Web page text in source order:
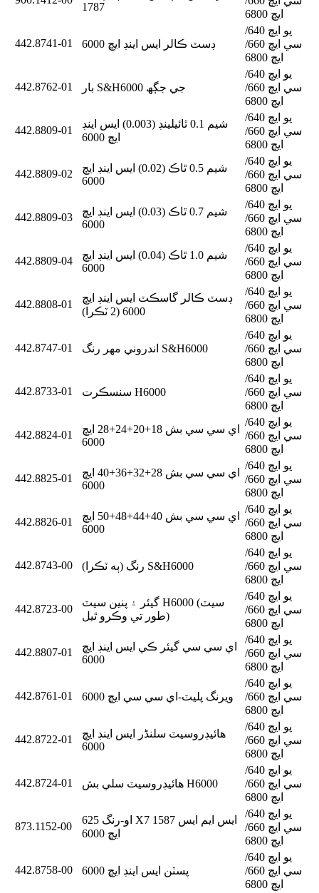
1787
ايڇ 6800
442.8741-01 ڊسٽ ڪالر ايس اينڊ ايڇ 6000
يو ايڇ 640/
سي ايڇ 660/
ايڇ 6800
442.8762-01 بار S&H6000 جي جڳھ
يو ايڇ 640/
سي ايڇ 660/
ايڇ 6800
442.8809-01
شيم 0.1 ٿائيلينڊ (0.003) ايس اينڊ
ايڇ 6000
يو ايڇ 640/
سي ايڇ 660/
ايڇ 6800
442.8809-02
شيم 0.5 ٿاڪ (0.02) ايس اينڊ ايڇ
6000
يو ايڇ 640/
سي ايڇ 660/
ايڇ 6800
442.8809-03
شيم 0.7 ٿاڪ (0.03) ايس اينڊ ايڇ
6000
يو ايڇ 640/
سي ايڇ 660/
ايڇ 6800
442.8809-04
شيم 1.0 ٿاڪ (0.04) ايس اينڊ ايڇ
6000
يو ايڇ 640/
سي ايڇ 660/
ايڇ 6800
442.8808-01
ڊسٽ ڪالر گاسڪٽ ايس اينڊ ايڇ
6000 (2 ٽڪرا)
يو ايڇ 640/
سي ايڇ 660/
ايڇ 6800
442.8747-01 اندروني مهر رنگ S&H6000
يو ايڇ 640/
سي ايڇ 660/
ايڇ 6800
442.8733-01 سنسڪرت H6000
يو ايڇ 640/
سي ايڇ 660/
ايڇ 6800
442.8824-01
اي سي سي بش 18+20+24+28 ايڇ
6000
يو ايڇ 640/
سي ايڇ 660/
ايڇ 6800
442.8825-01
اي سي سي بش 28+32+36+40 ايڇ
6000
يو ايڇ 640/
سي ايڇ 660/
ايڇ 6800
442.8826-01
اي سي سي بش 40+44+48+50 ايڇ
6000
يو ايڇ 640/
سي ايڇ 660/
ايڇ 6800
442.8743-00 رنگ (ٻه ٽڪرا) S&H6000
يو ايڇ 640/
سي ايڇ 660/
ايڇ 6800
442.8723-00
گيئر ۽ پنين سيٽ H6000 (سيٽ
طور تي وڪرو ٿيل)
يو ايڇ 640/
سي ايڇ 660/
ايڇ 6800
442.8807-01
اي سي سي گيئر ڪي ايس اينڊ ايڇ
6000
يو ايڇ 640/
سي ايڇ 660/
ايڇ 6800
442.8761-01 ويرنگ پليٽ-اي سي سي ايڇ 6000
يو ايڇ 640/
سي ايڇ 660/
ايڇ 6800
442.8722-01
هائيڊروسيٽ سلنڈر ايس اينڊ ايڇ
6000
يو ايڇ 640/
سي ايڇ 660/
ايڇ 6800
442.8724-01 هائيڊروسيٽ سلي بش H6000
يو ايڇ 640/
سي ايڇ 660/
ايڇ 6800
873.1152-00
او-رنگ 625 X7 ايس ايم ايس 1587
ايڇ 6000
يو ايڇ 640/
سي ايڇ 660/
ايڇ 6800
442.8758-00 پسٽن ايس اينڊ ايڇ 6000
يو ايڇ 640/
سي ايڇ 660/
ايڇ 6800